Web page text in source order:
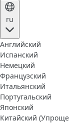
ru
Английский
Испанский
Немецкий
Французский
Итальянский
Португальский
Японский
Китайский